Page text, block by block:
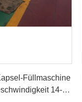
Füllmaschine
14-32